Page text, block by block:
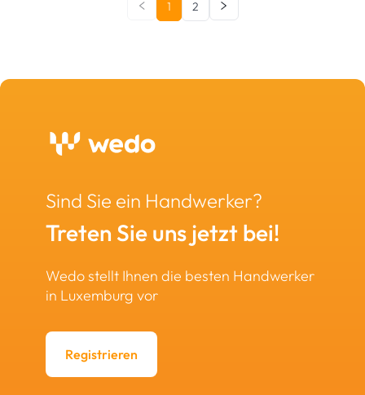
1 2
Sind Sie ein Handwerker?
Treten Sie uns jetzt bei!
Wedo stellt Ihnen die besten Handwerker
in Luxemburg vor
Registrieren